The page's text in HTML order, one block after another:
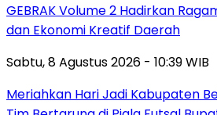
GEBRAK Volume 2 Hadirkan
dan Ekonomi Kreatif Daerah
Sabtu, 8 Agustus 2026 - 10:39 WIB
Meriahkan Hari Jadi Kabupaten